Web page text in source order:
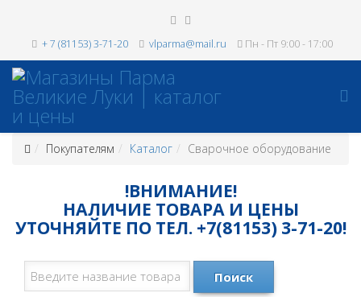
+ 7 (81153) 3-71-20 vlparma@mail.ru Пн - Пт 9:00 - 17:00
Покупателям Каталог Сварочное оборудование
!ВНИМАНИЕ!
НАЛИЧИЕ ТОВАРА И ЦЕНЫ
УТОЧНЯЙТЕ ПО ТЕЛ. +7(81153) 3-71-20!
Поиск